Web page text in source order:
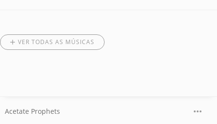
VER TODAS AS MÚSICAS
Acetate Prophets